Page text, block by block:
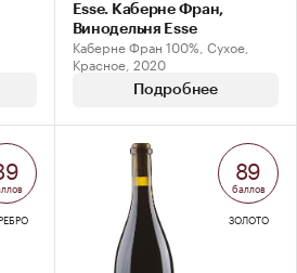
Esse. Каберне Фран,
Винодельня Esse
Каберне Фран 100%, Сухое,
Красное, 2020
Подробнее
89
баллов
ЗОЛОТО